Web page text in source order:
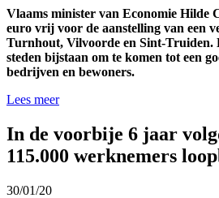
Vlaams minister van Economie Hilde
euro vrij voor de aanstelling van een
Turnhout, Vilvoorde en Sint-Truiden.
steden bijstaan om te komen tot een
bedrijven en bewoners.
Lees meer
In de voorbije 6 jaar
115.000 werknemers
30/01/20